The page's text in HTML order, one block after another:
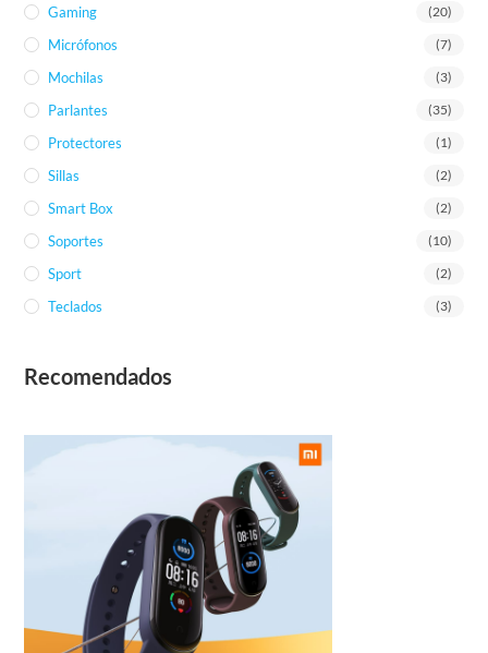
Gaming (20)
Micrófonos (7)
Mochilas (3)
Parlantes (35)
Protectores (1)
Sillas (2)
Smart Box (2)
Soportes (10)
Sport (2)
Teclados (3)
Recomendados